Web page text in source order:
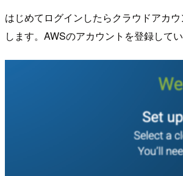
はじめてログインしたらクラウドアカ
します。AWSのアカウントを登録してい